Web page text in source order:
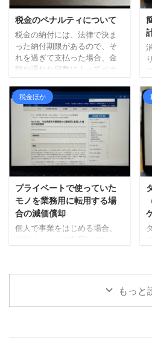
す。 ただ、一定の条件を満た
す事業所は、毎月ではなく半
年に1回の納付でいいですよ。
というのが、いわゆる源泉所
得税の「納期の特例」です。
具体的には、1月から6月まで
に預かった所得税を7月10日ま
で、7月から12月までに預かっ
た所得税を ...
税金のペナルティについて
税金の納付には、法律で決ま
った納付期限があるので、そ
れを過ぎて支払った場合、金
額や遅れた日数によってペナ
す。 このペナルティのことを
本税に対して「附帯税」と呼
びます。 「附帯税」は大きく
わけて「延滞税」と「加算
税」2つあります。 延滞税 延
滞税とは、各種税金が法定期
限までに納付されない場合
に、法定期限の翌日から納付
された日までの日数に応じて
課される税金で、感覚として
は利息に近いものと言えま
す。 ペナルティという意味で
はイメージしやすいかと。 加
税金ほか
プライベートで使っていた
モノを業務用に転用する場
合の減価償却
個人で事業をはじめる場合、
例えば、自家用車を事業で使
していなければ、一定の金額
もっと